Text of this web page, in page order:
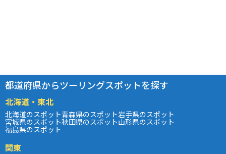
都道府県からツーリングスポットを探す
北海道・東北
北海道のスポット青森県のスポット岩手県のスポット
宮城県のスポット秋田県のスポット山形県のスポット
福島県のスポット
関東